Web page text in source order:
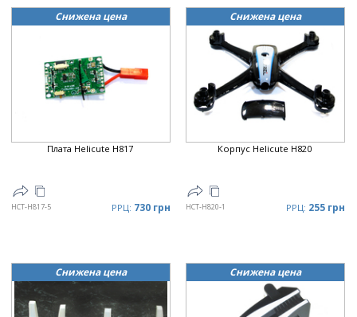
Снижена цена
Плата Helicute H817
HCT-H817-5 РРЦ: 730 грн
Снижена цена
Корпус Helicute H820
HCT-H820-1 РРЦ: 255 грн
Снижена цена Снижена цена